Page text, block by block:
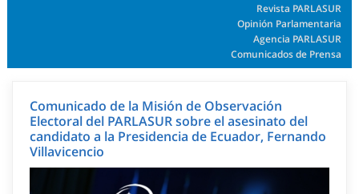
Revista PARLASUR
Opinión Parlamentaria
Agencia PARLASUR
Comunicados de Prensa
Comunicado de la Misión de Observación
Electoral del PARLASUR sobre el asesinato del
candidato a la Presidencia de Ecuador, Fernando
Villavicencio